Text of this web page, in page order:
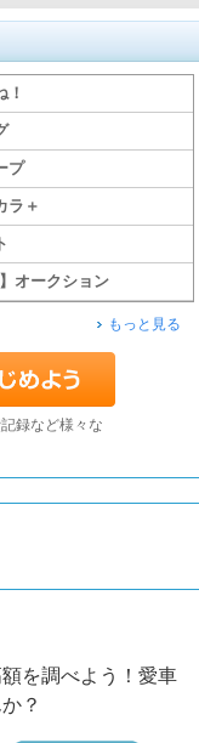
！
プ
ラ＋
】オークション
もっと見る
録など様々な
を調べよう！愛車
？